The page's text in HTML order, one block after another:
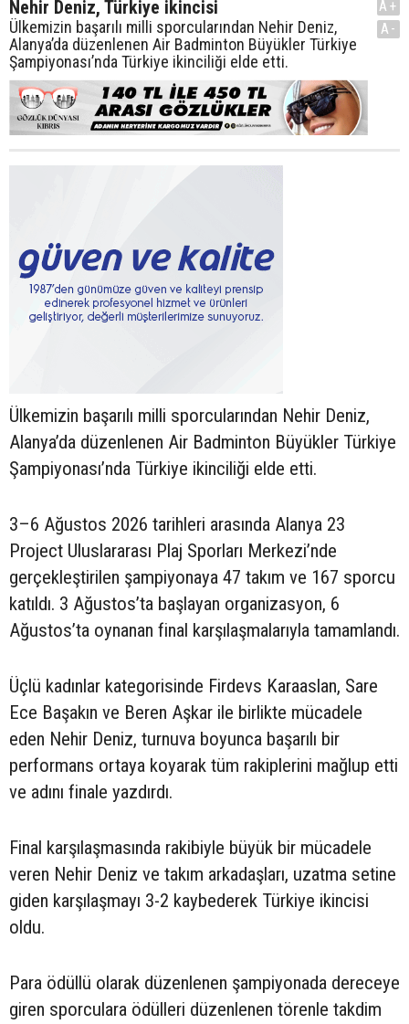
Nehir Deniz, Türkiye ikincisi
Ülkemizin başarılı milli sporcularından Nehir Deniz,
Alanya’da düzenlenen Air Badminton Büyükler Türkiye
Şampiyonası’nda Türkiye ikinciliği elde etti.
A+
A-
Ülkemizin başarılı milli sporcularından Nehir Deniz,
Alanya’da düzenlenen Air Badminton Büyükler Türkiye
Şampiyonası’nda Türkiye ikinciliği elde etti.
3–6 Ağustos 2026 tarihleri arasında Alanya 23
Project Uluslararası Plaj Sporları Merkezi’nde
gerçekleştirilen şampiyonaya 47 takım ve 167 sporcu
katıldı. 3 Ağustos’ta başlayan organizasyon, 6
Ağustos’ta oynanan final karşılaşmalarıyla tamamlandı.
Üçlü kadınlar kategorisinde Firdevs Karaaslan, Sare
Ece Başakın ve Beren Aşkar ile birlikte mücadele
eden Nehir Deniz, turnuva boyunca başarılı bir
performans ortaya koyarak tüm rakiplerini mağlup etti
ve adını finale yazdırdı.
Final karşılaşmasında rakibiyle büyük bir mücadele
veren Nehir Deniz ve takım arkadaşları, uzatma setine
giden karşılaşmayı 3-2 kaybederek Türkiye ikincisi
oldu.
Para ödüllü olarak düzenlenen şampiyonada dereceye
giren sporculara ödülleri düzenlenen törenle takdim